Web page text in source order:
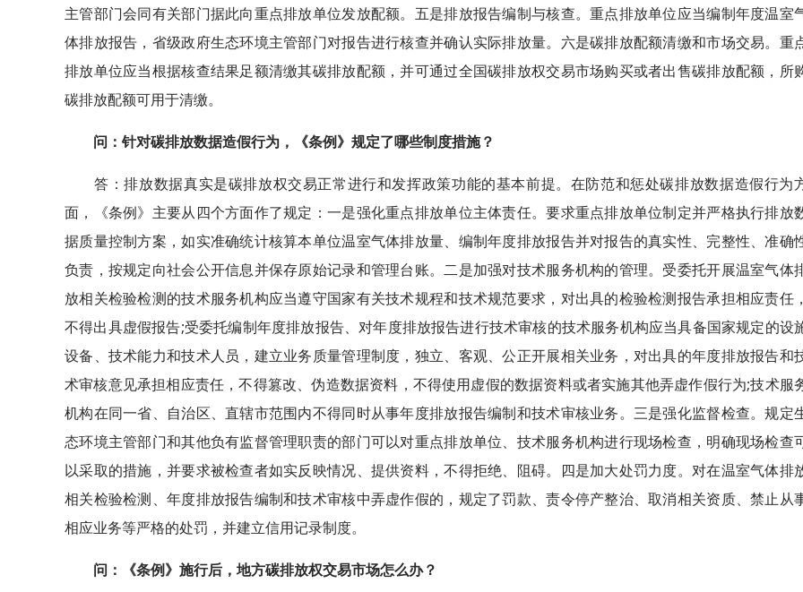
主管部门会同有关部门据此向重点排放单位发放配额。五是排放报告编制与核查。重点排放单位应当编制年度温室
体排放报告，省级政府生态环境主管部门对报告进行核查并确认实际排放量。六是碳排放配额清缴和市场交易。重
排放单位应当根据核查结果足额清缴其碳排放配额，并可通过全国碳排放权交易市场购买或者出售碳排放配额，所
碳排放配额可用于清缴。
问：针对碳排放数据造假行为，《条例》规定了哪些制度措施？
答：排放数据真实是碳排放权交易正常进行和发挥政策功能的基本前提。在防范和惩处碳排放数据造假行为
面，《条例》主要从四个方面作了规定：一是强化重点排放单位主体责任。要求重点排放单位制定并严格执行排放
据质量控制方案，如实准确统计核算本单位温室气体排放量、编制年度排放报告并对报告的真实性、完整性、准确
负责，按规定向社会公开信息并保存原始记录和管理台账。二是加强对技术服务机构的管理。受委托开展温室气体
放相关检验检测的技术服务机构应当遵守国家有关技术规程和技术规范要求，对出具的检验检测报告承担相应责任，
不得出具虚假报告;受委托编制年度排放报告、对年度排放报告进行技术审核的技术服务机构应当具备国家规定的设
设备、技术能力和技术人员，建立业务质量管理制度，独立、客观、公正开展相关业务，对出具的年度排放报告和
术审核意见承担相应责任，不得篡改、伪造数据资料，不得使用虚假的数据资料或者实施其他弄虚作假行为;技术服
机构在同一省、自治区、直辖市范围内不得同时从事年度排放报告编制和技术审核业务。三是强化监督检查。规定
态环境主管部门和其他负有监督管理职责的部门可以对重点排放单位、技术服务机构进行现场检查，明确现场检查
以采取的措施，并要求被检查者如实反映情况、提供资料，不得拒绝、阻碍。四是加大处罚力度。对在温室气体排
相关检验检测、年度排放报告编制和技术审核中弄虚作假的，规定了罚款、责令停产整治、取消相关资质、禁止从
相应业务等严格的处罚，并建立信用记录制度。
问：《条例》施行后，地方碳排放权交易市场怎么办？